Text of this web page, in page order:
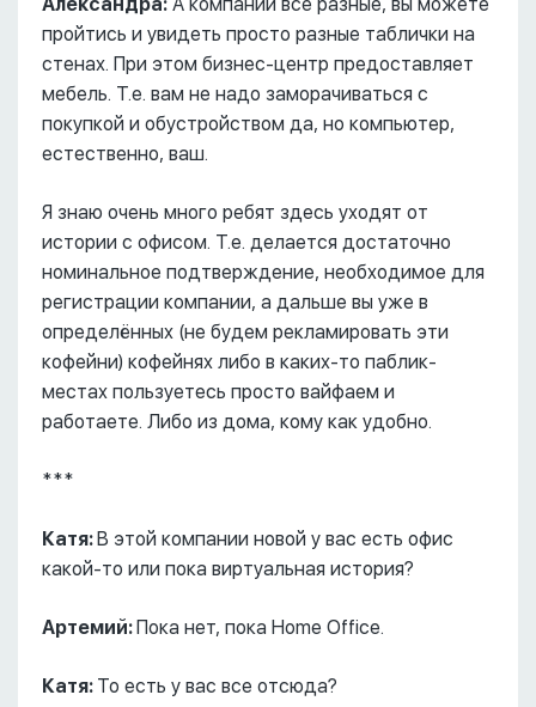
пройтись и увидеть просто разные таблички на
стенах. При этом бизнес-центр предоставляет
мебель. Т.е. вам не надо заморачиваться с
покупкой и обустройством да, но компьютер,
естественно, ваш.
Я знаю очень много ребят здесь уходят от
истории с офисом. Т.е. делается достаточно
номинальное подтверждение, необходимое для
регистрации компании, а дальше вы уже в
определённых (не будем рекламировать эти
кофейни) кофейнях либо в каких-то паблик-
местах пользуетесь просто вайфаем и
работаете. Либо из дома, кому как удобно.
***
Катя:В этой компании новой у вас есть офис
какой-то или пока виртуальная история?
Артемий:Пока нет, пока Home Office.
Катя: То есть у вас все отсюда?